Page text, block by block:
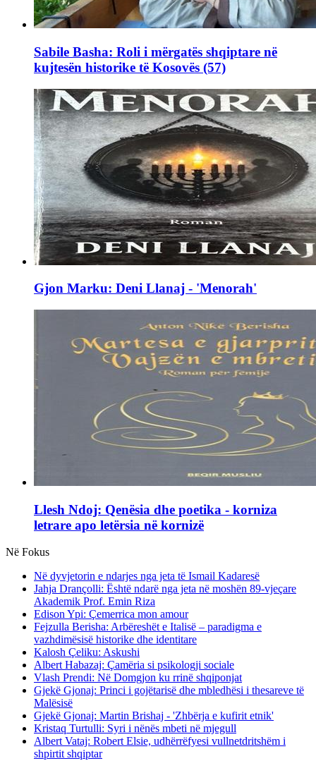
Sabile Basha: Roli i mërgatës shqiptare në
kujtesën historike të Kosovës (57)
Gjon Marku: Deni Llanaj - 'Menorah'
Llesh Ndoj: Qenësia dhe poetika - korniza
letrare apo letërsia në kornizë
Në Fokus
Në dyvjetorin e ndarjes nga jeta të Ismail Kadaresë
Jahja Drançolli: Është ndarë nga jeta në moshën 89-vjeçare
Akademik Prof. Emin Riza
Edison Ypi: Çemerrica mon amour
Fejzulla Berisha: Arbëreshët e Italisë – paradigma e
vazhdimësisë historike dhe identitare
Kalosh Çeliku: Askushi
Albert Habazaj: Çamëria si psikologji sociale
Vlash Prendi: Në Domgjon ku rrinë shqiponjat
Gjekë Gjonaj: Princi i gojëtarisë dhe mbledhësi i thesareve të
Malësisë
Gjekë Gjonaj: Martin Brishaj - 'Zhbërja e kufirit etnik'
Kristaq Turtulli: Syri i nënës mbeti në mjegull
Albert Vataj: Robert Elsie, udhërrëfyesi vullnetdritshëm i
shpirtit shqiptar